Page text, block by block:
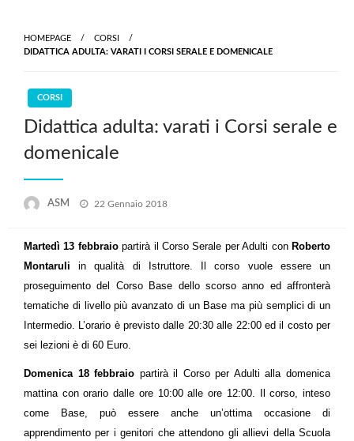
content
HOMEPAGE
CORSI
DIDATTICA ADULTA: VARATI I CORSI SERALE E DOMENICALE
CORSI
Didattica adulta: varati i Corsi serale e
domenicale
ASM
Posted
22 Gennaio 2018
Martedì 13 febbraiopartirà il Corso Serale per Adulti con Roberto
Montaruli in qualità di Istruttore. Il corso vuole essere un
proseguimento del Corso Base dello scorso anno ed affronterà
tematiche di livello più avanzato di un Base ma più semplici di un
Intermedio. L’orario è previsto dalle 20:30 alle 22:00 ed il costo per
sei lezioni è di 60 Euro.
Domenica 18 febbraio partirà il Corso per Adulti alla domenica
mattina con orario dalle ore 10:00 alle ore 12:00. Il corso, inteso
come Base, può essere anche un’ottima occasione di
apprendimento per i genitori che attendono gli allievi della Scuola